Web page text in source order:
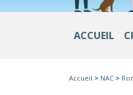
ACCUEIL
Accueil > NAC >